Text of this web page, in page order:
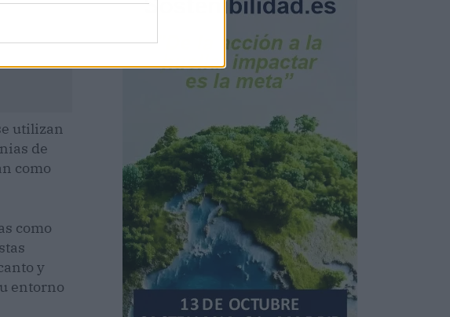
utilizan
de
como
como
y
entorno